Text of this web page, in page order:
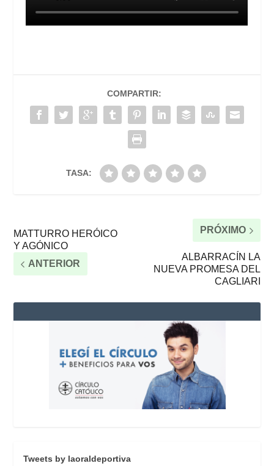
COMPARTIR:
TASA:
MATTURRO HERÓICO
Y AGÓNICO
ANTERIOR
PRÓXIMO
ALBARRACÍN LA
NUEVA PROMESA DEL
CAGLIARI
Tweets by laoraldeportiva